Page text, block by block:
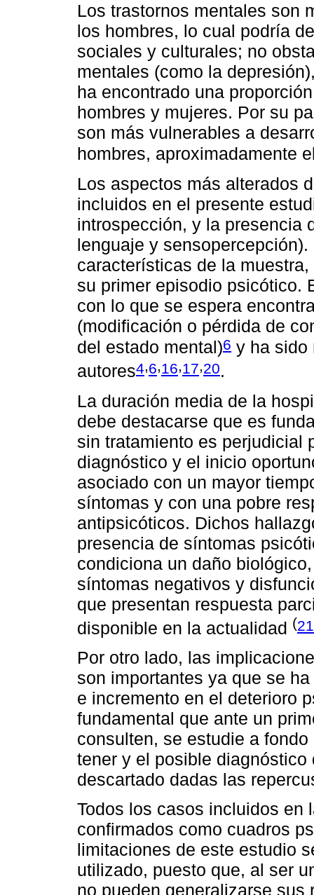
Los trastornos mentales son
los hombres, lo cual podría
sociales y culturales; no
mentales (como la
ha encontrado una
hombres y mujeres. Por su
son más vulnerables a
hombres, aproximadamente
Los aspectos más alterados
incluidos en el presente
introspección, y la presencia
lenguaje y
características de la
su primer episodio psicótico.
con lo que se espera
(modificación o pérdida de
del estado mental)6 y ha sido
autores4,6,16,17,20.
La duración media de la
debe destacarse que es
sin tratamiento es perjudicial
diagnóstico y el inicio
asociado con un mayor
síntomas y con una pobre
antipsicóticos. Dichos
presencia de síntomas
condiciona un daño
síntomas negativos y
que presentan respuesta
disponible en la actualidad (21
Por otro lado, las
son importantes ya que se
e incremento en el deterioro
fundamental que ante un
consulten, se estudie a
tener y el posible
descartado dadas las
Todos los casos incluidos en
confirmados como cuadros
limitaciones de este estudio
utilizado, puesto que, al ser
no pueden generalizarse